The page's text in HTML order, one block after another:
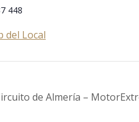
448
del Local
de Almería –